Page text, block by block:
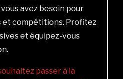
avez besoin pour
et compétitions. Profitez
et équipez-vous
passer à la